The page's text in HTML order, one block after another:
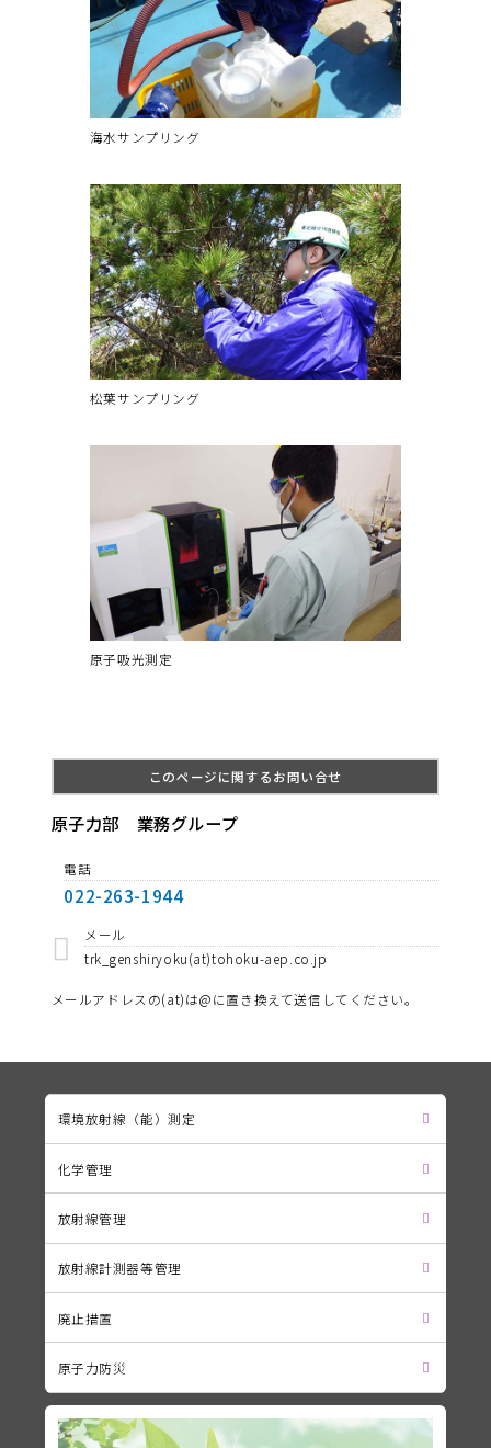
環境放射線（能）測定
化学管理
放射線管理
放射線計測器等管理
廃止措置
原子力防災
海水サンプリング
松葉サンプリング
原子吸光測定
このページに関するお問い合せ
原子力部 業務グループ
電話
022-263-1944
メール
trk_genshiryoku(at)tohoku-aep.co.jp
メールアドレスの(at)は@に置き換えて送信してください。